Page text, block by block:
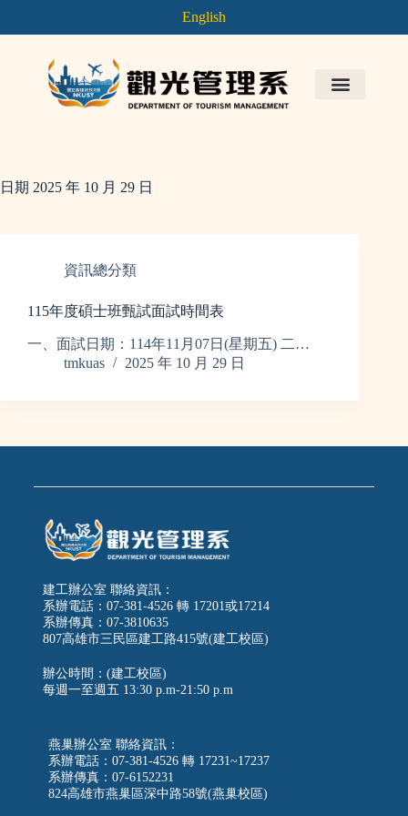
English
日期 2025 年 10 月 29 日
資訊總分類
115年度碩士班甄試面試時間表
一、面試日期：114年11月07日(星期五) 二…
tmkuas
2025 年 10 月 29 日
建工辦公室 聯絡資訊：
系辦電話：07-381-4526 轉 17201或17214
系辦傳真：07-3810635
807高雄市三民區建工路415號(建工校區)
辦公時間：(建工校區)
每週一至週五 13:30 p.m-21:50 p.m
燕巢辦公室 聯絡資訊：
系辦電話：07-381-4526 轉 17231~17237
系辦傳真：07-6152231
824高雄市燕巢區深中路58號(燕巢校區)